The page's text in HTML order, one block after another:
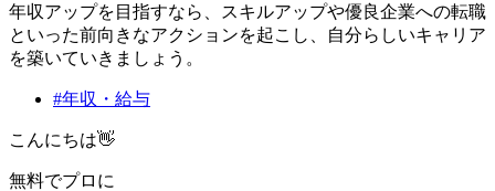
年収アップを目指すなら、スキルアップや優良企業への転職
といった前向きなアクションを起こし、自分らしいキャリア
を築いていきましょう。
#年収・給与
こんにちは👋
無料でプロに